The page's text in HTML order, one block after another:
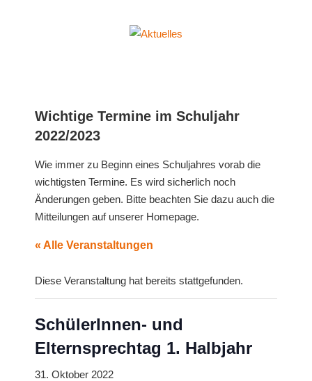
Stadt
Herne
Wichtige Termine im Schuljahr
2022/2023
Wie immer zu Beginn eines Schuljahres vorab die
wichtigsten Termine. Es wird sicherlich noch
Änderungen geben. Bitte beachten Sie dazu auch die
Mitteilungen auf unserer Homepage.
« Alle Veranstaltungen
Diese Veranstaltung hat bereits stattgefunden.
SchülerInnen- und
Elternsprechtag 1. Halbjahr
31. Oktober 2022